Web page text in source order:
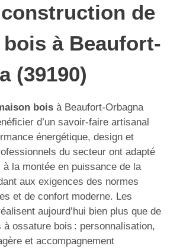
de
à Beaufort-
(39190)
bois à Beaufort-Orbagna
d’un savoir-faire artisanal
énergétique, design et
du secteur ont adapté
la montée en puissance de la
aux exigences des normes
et de confort moderne. Les
aujourd’hui bien plus que de
ossature bois : personnalisation,
et accompagnement